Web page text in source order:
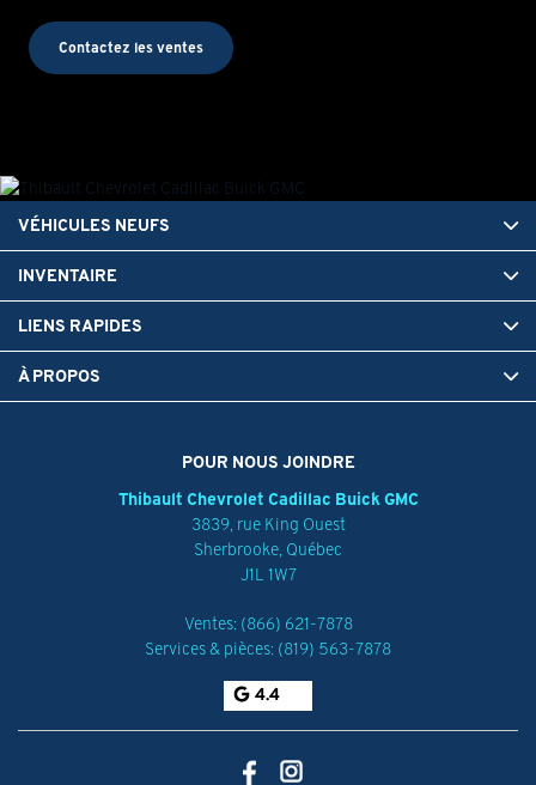
Contactez les ventes
POUR NOUS JOINDRE
Thibault Chevrolet Cadillac Buick GMC
3839, rue King Ouest
Sherbrooke, Québec
J1L 1W7
Ventes: (866) 621-7878
Services & pièces: (819) 563-7878
4.4
VÉHICULES NEUFS
INVENTAIRE
LIENS RAPIDES
À PROPOS